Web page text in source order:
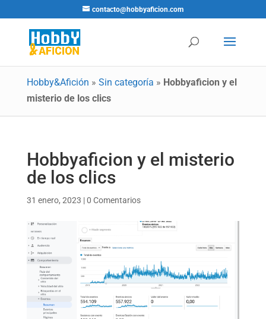
contacto@hobbyaficion.com
Hobby&Afición » Sin categoría » Hobbyaficion y el
misterio de los clics
Hobbyaficion y el misterio
de los clics
31 enero, 2023 |0 Comentarios